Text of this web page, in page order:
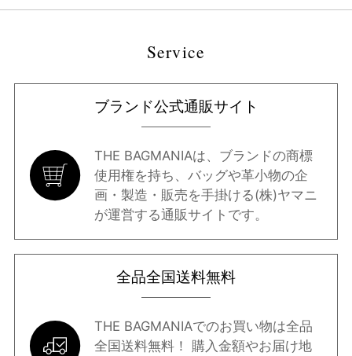
Service
ブランド公式通販サイト
THE BAGMANIAは、ブランドの商標
使用権を持ち、バッグや革小物の企
画・製造・販売を手掛ける(株)ヤマニ
が運営する通販サイトです。
全品全国送料無料
THE BAGMANIAでのお買い物は全品
全国送料無料！ 購入金額やお届け地